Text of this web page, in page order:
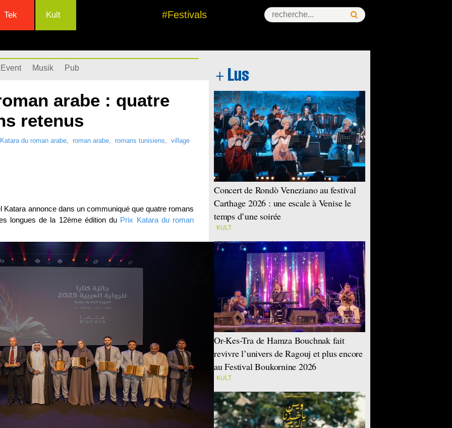
Tek Kult #Festivals
Event Musik Pub
arabe : quatre
retenus
du roman arabe, roman arabe, romans tunisiens, village
Katara annonce dans un communiqué que quatre romans
longues de la 12ème édition du Prix Katara du roman
Concert de Rondò Veneziano au festival
Carthage 2026 : une escale à Venise le
temps d’une soirée
KULT
Or-Kes-Tra de Hamza Bouchnak fait
revivre l’univers de Ragouj et plus encore
au Festival Boukornine 2026
KULT